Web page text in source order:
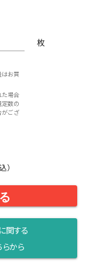
お買
た場合
数の
がござ
枚
）
関する
から